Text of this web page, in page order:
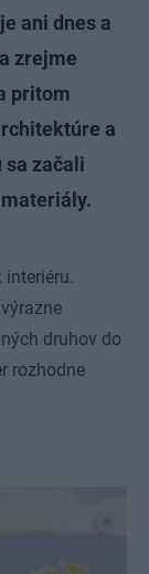
ani dnes a
zrejme
pritom
a
sa začali
interiéru.
druhov do
rozhodne